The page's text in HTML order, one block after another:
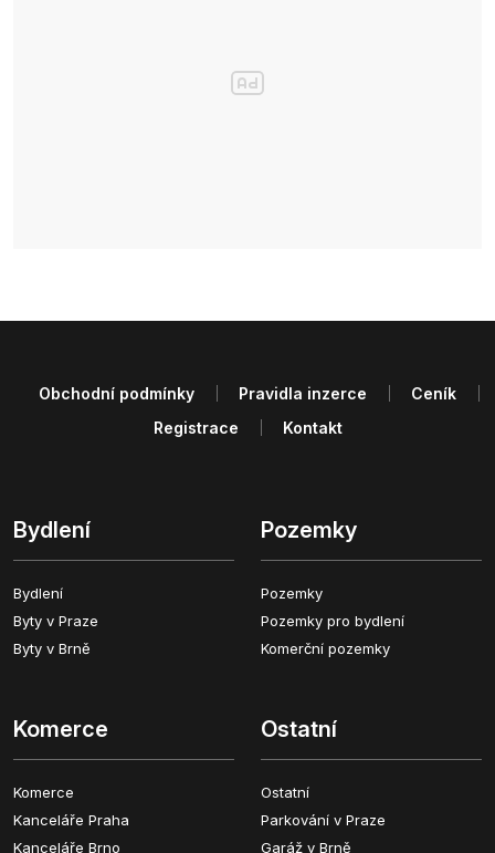
Bydlení
Bydlení
Byty v Praze
Byty v Brně
Pozemky
Pozemky
Pozemky pro bydlení
Komerční pozemky
Komerce
Komerce
Kanceláře Praha
Kanceláře Brno
Ostatní
Ostatní
Parkování v Praze
Garáž v Brně
Obchodní podmínky Pravidla inzerce
Ceník
Registrace
Kontakt